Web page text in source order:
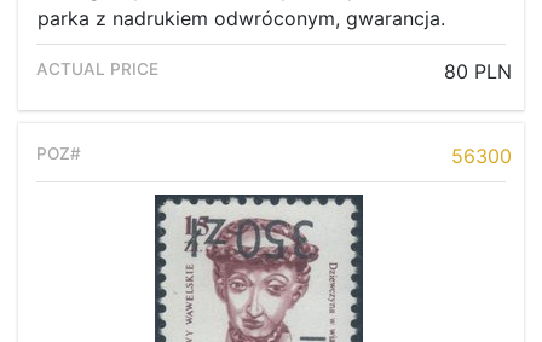
parka z nadrukiem odwróconym, gwarancja.
80 PLN
56300